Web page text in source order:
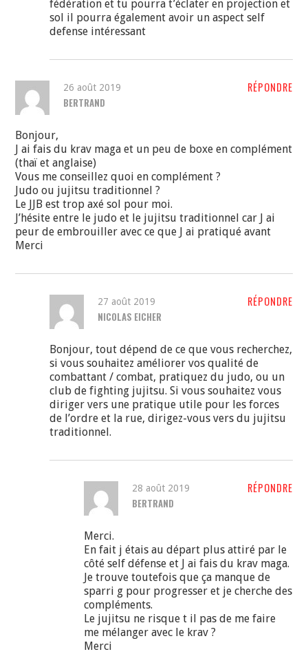
fédération et tu pourra t’éclater en projection et
sol il pourra également avoir un aspect self
defense intéressant
RÉPONDRE
26 août 2019
BERTRAND
Bonjour,
J ai fais du krav maga et un peu de boxe en complément
(thaï et anglaise)
Vous me conseillez quoi en complément ?
Judo ou jujitsu traditionnel ?
Le JJB est trop axé sol pour moi.
J’hésite entre le judo et le jujitsu traditionnel car J ai
peur de embrouiller avec ce que J ai pratiqué avant
Merci
RÉPONDRE
27 août 2019
NICOLAS EICHER
Bonjour, tout dépend de ce que vous recherchez,
si vous souhaitez améliorer vos qualité de
combattant / combat, pratiquez du judo, ou un
club de fighting jujitsu. Si vous souhaitez vous
diriger vers une pratique utile pour les forces
de l’ordre et la rue, dirigez-vous vers du jujitsu
traditionnel.
RÉPONDRE
28 août 2019
BERTRAND
Merci.
En fait j étais au départ plus attiré par le
côté self défense et J ai fais du krav maga.
Je trouve toutefois que ça manque de
sparri g pour progresser et je cherche des
compléments.
Le jujitsu ne risque t il pas de me faire
me mélanger avec le krav ?
Merci